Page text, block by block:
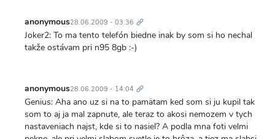
anonymous28.06.2009 - 03:36 odkaz
Joker2: To ma tento telefón biedne inak by som si ho nechal
takže ostávam pri n95 8gb :-)
anonymous28.06.2009 - 14:04 odkaz
Genius: Aha ano uz si na to pamätam ked som si ju kupil tak
som to aj ja mal zapnute, ale teraz to akosi nemozem v tych
nastaveniach najst, kde si to nasiel? A podla mna foti velmi